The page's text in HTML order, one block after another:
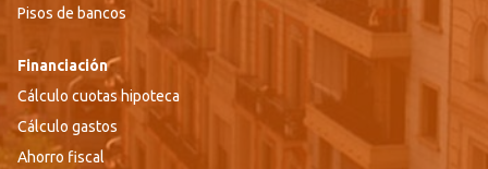
Pisos de bancos
Financiación
Cálculo cuotas hipoteca
Cálculo gastos
Ahorro fiscal